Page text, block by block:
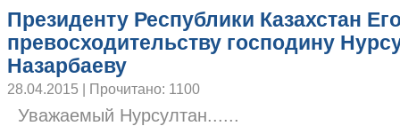
Президенту Республики Казахстан
превосходительству господину
Назарбаеву
28.04.2015 | Прочитано: 1100
Уважаемый Нурсултан......